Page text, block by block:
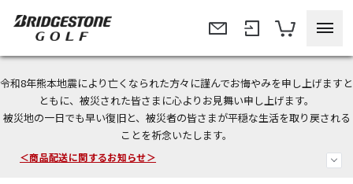
令和8年熊本地震により亡くなられた方々に謹んでお悔やみを申し上げますと
ともに、被災された皆さまに心よりお見舞い申し上げます。
被災地の一日でも早い復旧と、被災者の皆さまが平穏な生活を取り戻される
ことを祈念いたします。
今なら新規会員登録で1,000円OFFクーポンプレゼント！
＜商品配送に関するお知らせ＞
＜夏季休暇中のご注文・発送・お問い合わせ＞